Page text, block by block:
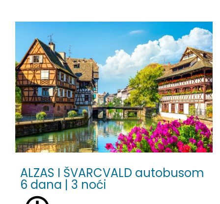
ALZAS I ŠVARCVALD autobusom
6 dana | 3 noći